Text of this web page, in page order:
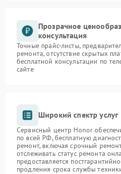
Прозрачное
консультация
Точные прайс-листы,
ремонта, отсутствие скрытых
бесплатной консультации по
сайте
Широкий спектр услуг
Сервисный центр Honor
по всей РФ, бесплатную
ремонт, включая срочный
отслеживать статус ремонта
предоставляется
продления срока службы